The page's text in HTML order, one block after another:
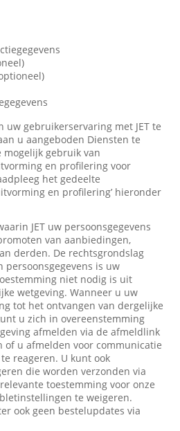
uw gebruikerservaring met JET te
u aangeboden Diensten te
gebruik van
en profilering voor
het gedeelte
en profilering’ hieronder
JET uw persoonsgegevens
van aanbiedingen,
derden. De rechtsgrondslag
persoonsgegevens is uw
niet nodig is uit
wetgeving. Wanneer u uw
tot het ontvangen van dergelijke
u zich in overeenstemming
afmelden via de afmeldlink
of u afmelden voor communicatie
te reageren. U kunt ook
die worden verzonden via
toestemming voor onze
te weigeren.
ook geen bestelupdates via